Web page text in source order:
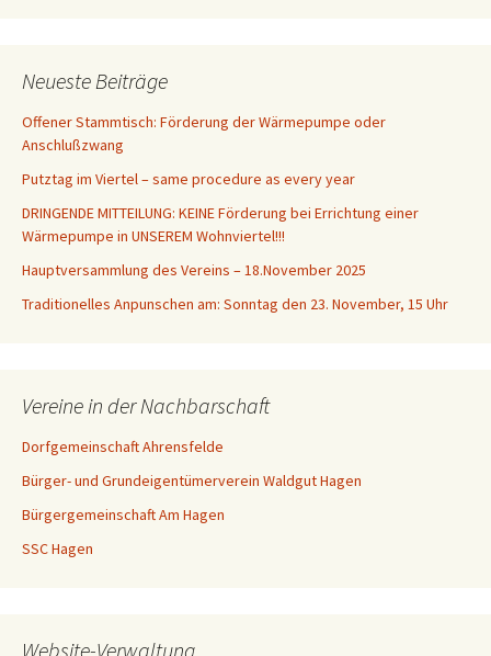
Neueste Beiträge
Offener Stammtisch: Förderung der Wärmepumpe oder
Anschlußzwang
Putztag im Viertel – same procedure as every year
DRINGENDE MITTEILUNG: KEINE Förderung bei Errichtung einer
Wärmepumpe in UNSEREM Wohnviertel!!!
Hauptversammlung des Vereins – 18.November 2025
Traditionelles Anpunschen am: Sonntag den 23. November, 15 Uhr
Vereine in der Nachbarschaft
Dorfgemeinschaft Ahrensfelde
Bürger- und Grundeigentümerverein Waldgut Hagen
Bürgergemeinschaft Am Hagen
SSC Hagen
Website-Verwaltung